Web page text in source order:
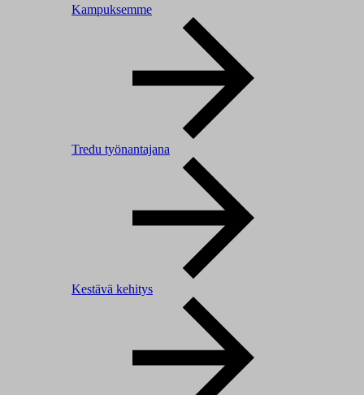
Kampuksemme
Tredu työnantajana
Kestävä kehitys